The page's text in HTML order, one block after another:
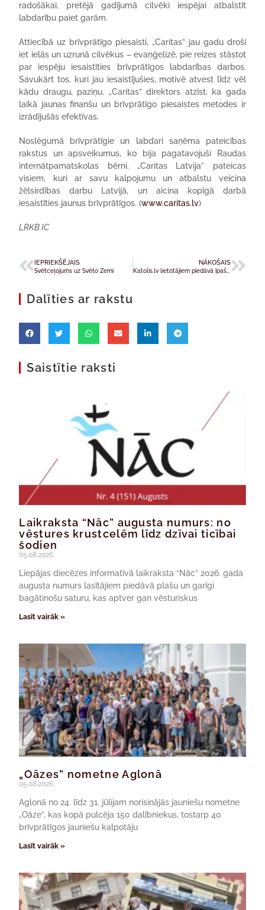
radošākai, pretējā gadījumā cilvēki iespējai atbalstīt
labdarību paiet garām.
Attiecībā uz brīvprātīgo piesaisti, „Caritas” jau gadu droši
iet ielās un uzrunā cilvēkus – evaņģelizē, pie reizes stāstot
par iespēju iesaistīties brīvprātīgos labdarības darbos.
Savukārt tos, kuri jau iesaistījušies, motivē atvest līdz vēl
kādu draugu, paziņu. „Caritas” direktors atzīst, ka gada
laikā jaunas finanšu un brīvprātīgo piesaistes metodes ir
izrādījušās efektīvas.
Noslēgumā brīvprātīgie un labdari saņēma pateicības
rakstus un apsveikumus, ko bija pagatavojuši Raudas
internātpamatskolas bērni. „Caritas Latvija” pateicas
visiem, kuri ar savu kalpojumu un atbalstu veicina
žēlsirdības darbu Latvijā, un aicina kopīgā darbā
iesaistīties jaunus brīvprātīgos. (www.caritas.lv)
LRKB IC
IEPRIEKŠĒJAIS
Svētceļojums uz Svēto Zemi
NĀKOŠAIS
Katolis.lv lietotājiem piedāvā īpašu cenu dalībai līderu videokonferencē Rīgā
Dalīties ar rakstu
Saistītie raksti
Laikraksta “Nāc” augusta numurs: no
vēstures krustcelēm līdz dzīvai ticībai
šodien
05.08.2026.
Liepājas diecēzes informatīvā laikraksta “Nāc” 2026. gada
augusta numurs lasītājiem piedāvā plašu un garīgi
bagātinošu saturu, kas aptver gan vēsturiskus
Lasīt vairāk »
„Oāzes” nometne Aglonā
05.08.2026.
Aglonā no 24. līdz 31. jūlijam norisinājās jauniešu nometne
„Oāze”, kas kopā pulcēja 150 dalībniekus, tostarp 40
brīvprātīgos jauniešu kalpotāju
Lasīt vairāk »